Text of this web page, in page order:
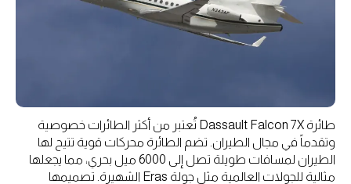
طائرة Dassault Falcon 7X تُعتبر من أكثر الطائرات خصوصية
وتقدماً في مجال الطيران. تضم الطائرة محركات قوية تتيح لها
الطيران لمسافات طويلة تصل إلى 6000 ميل بحري، مما يجعلها
مثالية للجولات العالمية مثل جولة Eras الشهيرة. تصميمها